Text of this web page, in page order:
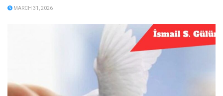
MARCH 31, 2026